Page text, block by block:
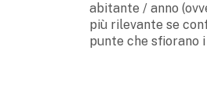
abitante / anno
più rilevante se
punte che sfiorano